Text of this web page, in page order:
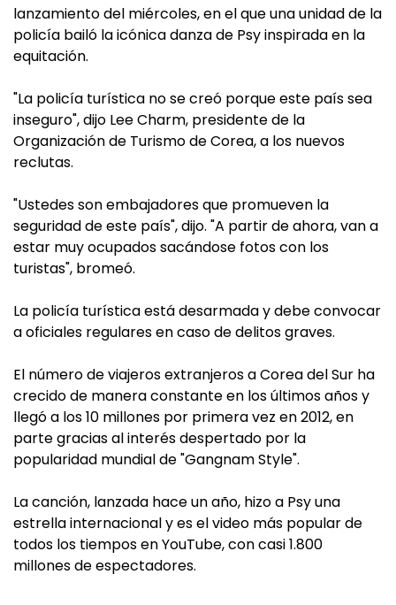
lanzamiento del miércoles, en el que una unidad de la
policía bailó la icónica danza de Psy inspirada en la
equitación.
"La policía turística no se creó porque este país sea
inseguro", dijo Lee Charm, presidente de la
Organización de Turismo de Corea, a los nuevos
reclutas.
"Ustedes son embajadores que promueven la
seguridad de este país", dijo. "A partir de ahora, van a
estar muy ocupados sacándose fotos con los
turistas", bromeó.
La policía turística está desarmada y debe convocar
a oficiales regulares en caso de delitos graves.
El número de viajeros extranjeros a Corea del Sur ha
crecido de manera constante en los últimos años y
llegó a los 10 millones por primera vez en 2012, en
parte gracias al interés despertado por la
popularidad mundial de "Gangnam Style".
La canción, lanzada hace un año, hizo a Psy una
estrella internacional y es el video más popular de
todos los tiempos en YouTube, con casi 1.800
millones de espectadores.